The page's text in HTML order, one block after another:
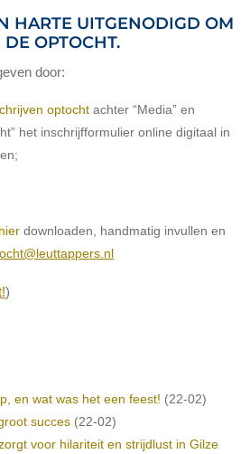
HARTE UITGENODIGD OM
OPTOCHT.
door:
optocht achter “Media” en
het inschrijfformulier online digitaal in
hier downloaden, handmatig invullen en
)
en wat was het een feest! (22-02)
succes (22-02)
voor hilariteit en strijdlust in Gilze